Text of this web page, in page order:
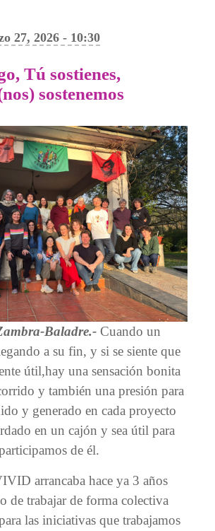
27, 2026 - 10:30
Tú sostienes,
sostenemos
Baladre.- Cuando un
a su fin, y si se siente que
útil,hay una sensación bonita
y también una presión para
y generado en cada proyecto
en un cajón y sea útil para
de él.
arrancaba hace ya 3 años
de trabajar de forma colectiva
las iniciativas que trabajamos